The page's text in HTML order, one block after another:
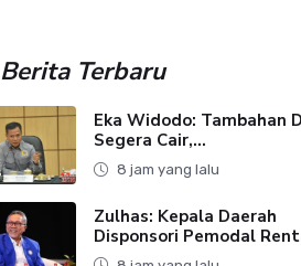
Berita Terbaru
Eka Widodo: Tambahan
Segera Cair,...
8 jam yang lalu
Zulhas: Kepala Daerah
Disponsori Pemodal